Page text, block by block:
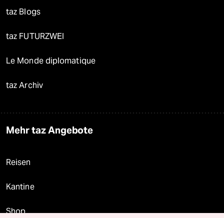
taz Blogs
taz FUTURZWEI
Le Monde diplomatique
taz Archiv
Mehr taz Angebote
Reisen
Kantine
Shop